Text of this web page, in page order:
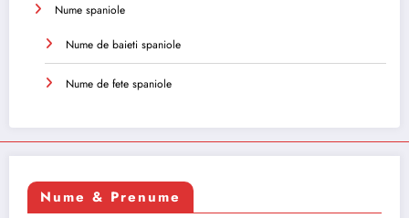
Nume spaniole
Nume de baieti spaniole
Nume de fete spaniole
Nume & Prenume